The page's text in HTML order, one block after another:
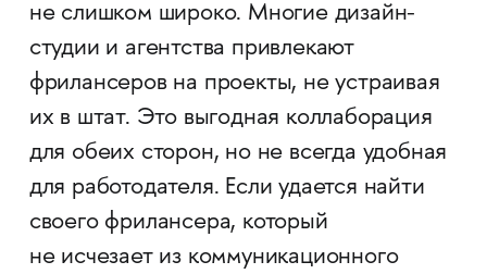
не слишком широко. Многие дизайн-
студии и агентства привлекают
фрилансеров на проекты, не устраивая
их в штат. Это выгодная коллаборация
для обеих сторон, но не всегда удобная
для работодателя. Если удается найти
своего фрилансера, который
не исчезает из коммуникационного